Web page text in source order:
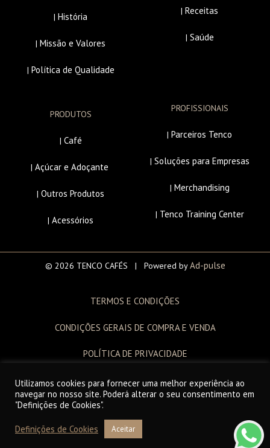
| História
| Missão e Valores
| Política de Qualidade
| Receitas
| Saúde
PRODUTOS
| Café
| Açúcar e Adoçante
| Outros Produtos
| Acessórios
PROFISSIONAIS
| Parceiros Tenco
| Soluções para Empresas
| Merchandising
| Tenco Training Center
© 2026 TENCO CAFÉS | Powered byAd-pulse
TERMOS E CONDIÇÕES
CONDIÇÕES GERAIS DE COMPRA E VENDA
POLÍTICA DE PRIVACIDADE
LIVRO DE RECLAMAÇÕES
Utilizamos cookies para fornecer uma melhor experiência ao
navegar no nosso site. Poderá alterar o seu consentimento em
"Definições de Cookies".
Definições de Cookies Aceitar